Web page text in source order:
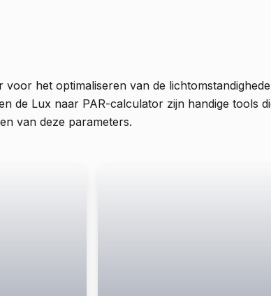
voor het optimaliseren van de
de Lux naar PAR-calculator zijn handige tools
van deze parameters.